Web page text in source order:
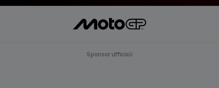
Sponsor ufficiali